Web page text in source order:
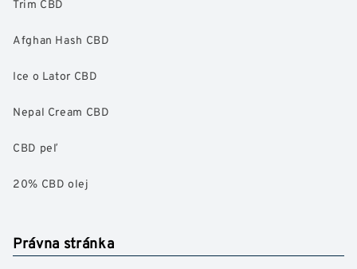
Afghan Hash CBD
Ice o Lator CBD
Nepal Cream CBD
CBD peľ
20% CBD olej
Právna stránka